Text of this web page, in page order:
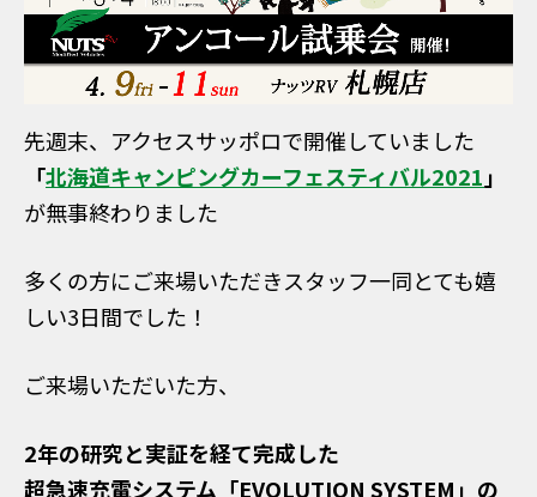
先週末、アクセスサッポロで開催していました
「北海道キャンピングカーフェスティバル2021 」
が無事終わりました
多くの方にご来場いただきスタッフ一同とても嬉
しい3日間でした！
ご来場いただいた方、
2年の研究と実証を経て完成した
超急速充電システム「EVOLUTION SYSTEM」の